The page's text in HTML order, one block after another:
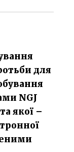
для
NGJ
якої –